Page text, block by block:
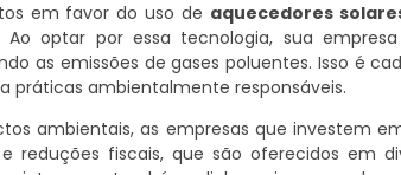
em favor do uso de aquecedores
Ao optar por essa tecnologia, sua
as emissões de gases poluentes. Isso é
práticas ambientalmente responsáveis.
ambientais, as empresas que investem
reduções fiscais, que são oferecidos em